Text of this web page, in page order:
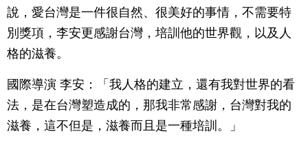
說，愛台灣是一件很自然、很美好的事情，不需要特
別獎項，李安更感謝台灣，培訓他的世界觀，以及人
格的滋養。
國際導演 李安：「我人格的建立，還有我對世界的看
法，是在台灣塑造成的，那我非常感謝，台灣對我的
滋養，這不但是，滋養而且是一種培訓。」